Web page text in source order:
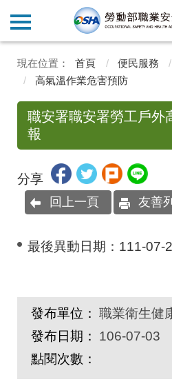
首頁 便民服務
高氣溫作業危害預防
職安署職安署勞工戶外
報
分享
回上一頁 友善
最後異動日期： 111-07-
發布單位： 職業衛生健
發布日期：
106-07-03
點閱次數：